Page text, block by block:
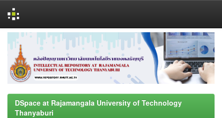
navigation
DSpace at Rajamangala University of Technology
Thanyaburi